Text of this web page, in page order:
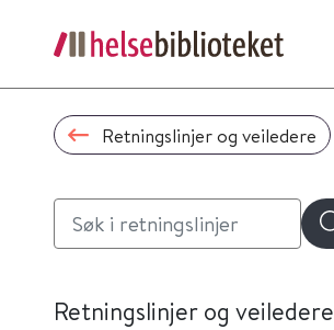
Retningslinjer og veiledere
Retningslinjer og veiledere